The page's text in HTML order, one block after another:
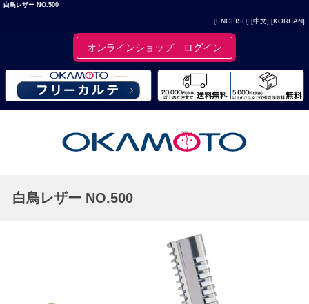
白鳥レザー NO.500
[ENGLISH] [中文] [KOREAN]
オンラインショップ ログイン
白鳥レザー NO.500